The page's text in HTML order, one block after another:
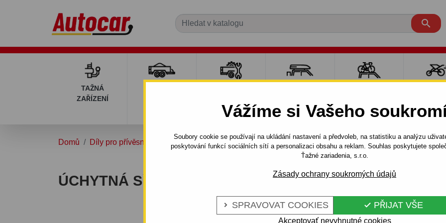
Vážíme si Vašeho
Soubory cookie se používají na ukládání nastavení a předvoleb, na statistiku a analýzu
poskytování funkcí sociálních sítí a personalizaci obsahu a reklam. Souhlas poskytujete
Ťažné zariadenia, s.r.o.
Zásady ochrany soukromých údajů
 SPRAVOVAT COOKIES  PŘIJAT VŠE
Akceptovať nevyhnutné cookies

TAŽNÁ
ZAŘÍZENÍ
VOZÍKY
Domů Díly pro přívěsné vozíky Úchytné sítě Úchytná síť na vozík
ÚCHYTNÁ SÍŤ NA VOZÍK Kód: 404971.001
Celý popis produktu